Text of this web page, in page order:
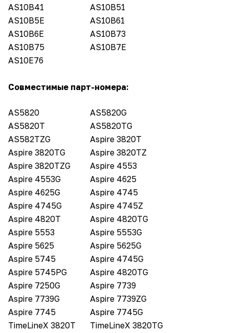
AS10B41
AS10B51
AS10B5E
AS10B61
AS10B6E
AS10B73
AS10B75
AS10B7E
AS10E76
Совместимые парт-номера:
AS5820
AS5820G
AS5820T
AS5820TG
AS582TZG
Aspire 3820T
Aspire 3820TG
Aspire 3820TZ
Aspire 3820TZG
Aspire 4553
Aspire 4553G
Aspire 4625
Aspire 4625G
Aspire 4745
Aspire 4745G
Aspire 4745Z
Aspire 4820T
Aspire 4820TG
Aspire 5553
Aspire 5553G
Aspire 5625
Aspire 5625G
Aspire 5745
Aspire 4745G
Aspire 5745PG
Aspire 4820TG
Aspire 7250G
Aspire 7739
Aspire 7739G
Aspire 7739ZG
Aspire 7745
Aspire 7745G
TimeLineX 3820T
TimeLineX 3820TG